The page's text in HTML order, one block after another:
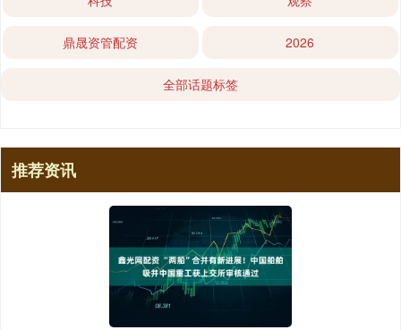
鼎晟资管配资 2026
全部话题标签
推荐资讯